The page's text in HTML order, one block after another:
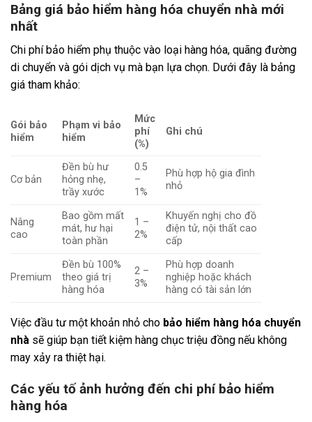
Bảng giá bảo hiểm hàng hóa chuyển nhà mới
nhất
Chi phí bảo hiểm phụ thuộc vào loại hàng hóa, quãng đường
di chuyển và gói dịch vụ mà bạn lựa chọn. Dưới đây là bảng
giá tham khảo:
Gói bảo
hiểm
Phạm vi bảo
hiểm
Mức
phí
(%)
Ghi chú
Cơ bản
Đền bù hư
hỏng nhẹ,
trầy xước
0.5
–
1%
Phù hợp hộ gia đình
nhỏ
Nâng
cao
Bao gồm mất
mát, hư hại
toàn phần
1 –
2%
Khuyến nghị cho đồ
điện tử, nội thất cao
cấp
Premium
Đền bù 100%
theo giá trị
hàng hóa
2 –
3%
Phù hợp doanh
nghiệp hoặc khách
hàng có tài sản lớn
Việc đầu tư một khoản nhỏ cho bảo hiểm hàng hóa chuyển
nhà sẽ giúp bạn tiết kiệm hàng chục triệu đồng nếu không
may xảy ra thiệt hại.
Các yếu tố ảnh hưởng đến chi phí bảo hiểm
hàng hóa